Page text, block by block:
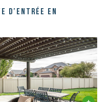
d’entrée en